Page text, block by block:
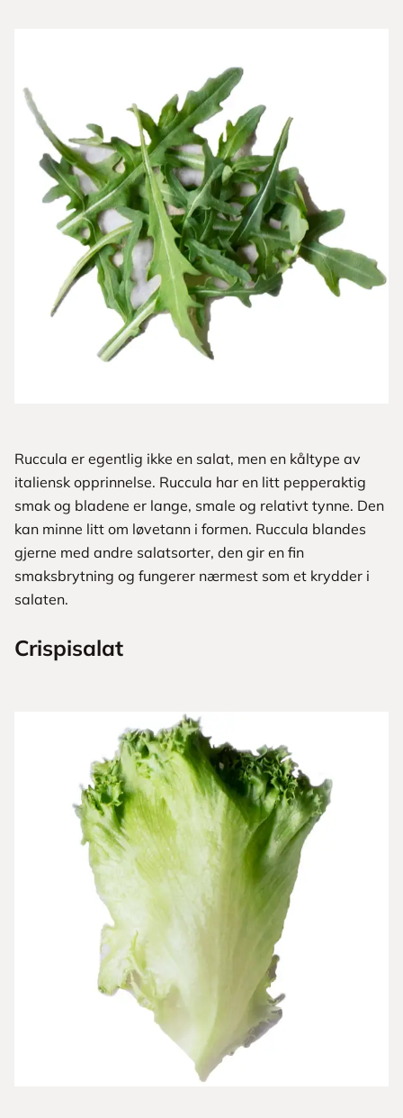
Ruccula er egentlig ikke en ­salat, men en kåltype av
italiensk opp­rinnelse. Ruccula har en litt pepper­aktig
smak og bladene er lange, smale og relativt tynne. Den
kan minne litt om løvetann i formen. Ruccula ­blandes
gjerne med andre salatsorter, den gir en fin
smaksbrytning og fungerer ­nærmest som et krydder i
salaten.
Crispisalat